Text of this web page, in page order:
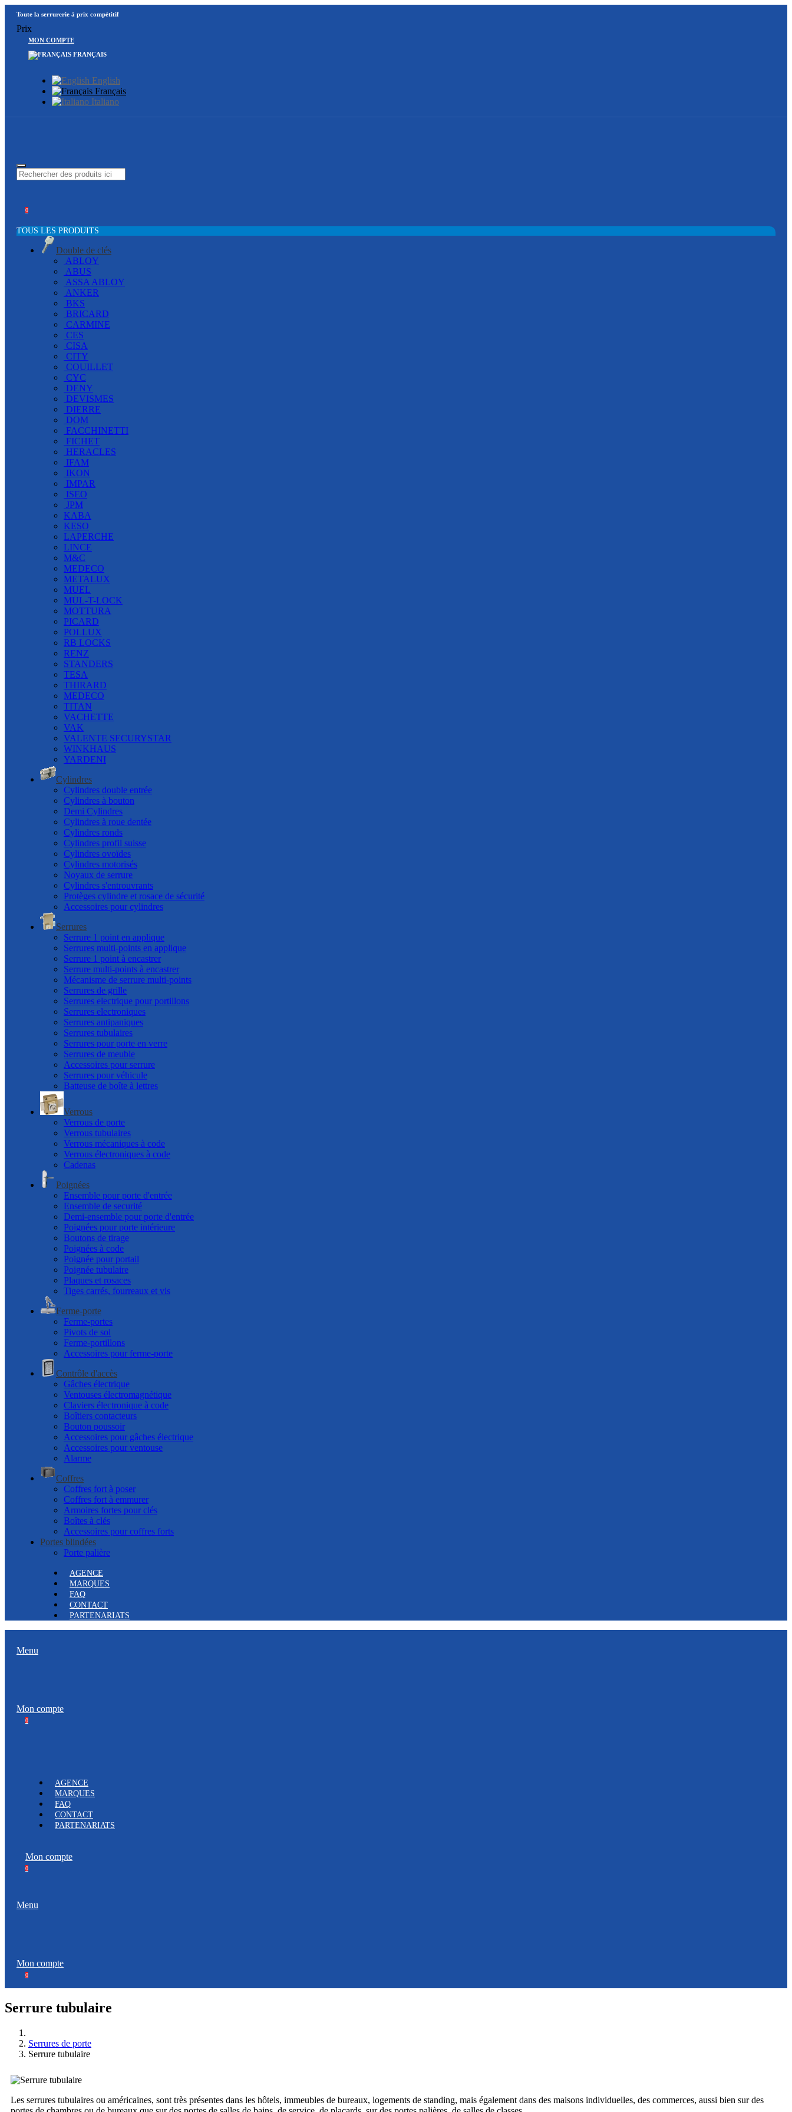
Toute la serrurerie à prix compétitif
Prix
MON COMPTE
FRANÇAIS
English
Français
Italiano
0
TOUS LES PRODUITS
Double de clés
ABLOY
ABUS
ASSA ABLOY
ANKER
BKS
BRICARD
CARMINE
CES
CISA
CITY
COUILLET
CYC
DENY
DEVISMES
DIERRE
DOM
FACCHINETTI
FICHET
HERACLES
IFAM
IKON
IMPAR
ISEO
JPM
KABA
KESO
LAPERCHE
LINCE
M&C
MEDECO
METALUX
MUEL
MUL-T-LOCK
MOTTURA
PICARD
POLLUX
RB LOCKS
RENZ
STANDERS
TESA
THIRARD
MEDECO
TITAN
VACHETTE
VAK
VALENTE SECURYSTAR
WINKHAUS
YARDENI
Cylindres
Cylindres double entrée
Cylindres à bouton
Demi Cylindres
Cylindres à roue dentée
Cylindres ronds
Cylindres profil suisse
Cylindres ovoïdes
Cylindres motorisés
Noyaux de serrure
Cylindres s'entrouvrants
Protèges cylindre et rosace de sécurité
Accessoires pour cylindres
Serrures
Serrure 1 point en applique
Serrures multi-points en applique
Serrure 1 point à encastrer
Serrure multi-points à encastrer
Mécanisme de serrure multi-points
Serrures de grille
Serrures electrique pour portillons
Serrures electroniques
Serrures antipaniques
Serrures tubulaires
Serrures pour porte en verre
Serrures de meuble
Accessoires pour serrure
Serrures pour véhicule
Batteuse de boîte à lettres
Verrous
Verrous de porte
Verrous tubulaires
Verrous mécaniques à code
Verrous électroniques à code
Cadenas
Poignées
Ensemble pour porte d'entrée
Ensemble de securité
Demi-ensemble pour porte d'entrée
Poignées pour porte intérieure
Boutons de tirage
Poignées à code
Poignée pour portail
Poignée tubulaire
Plaques et rosaces
Tiges carrés, fourreaux et vis
Ferme-porte
Ferme-portes
Pivots de sol
Ferme-portillons
Accessoires pour ferme-porte
Contrôle d'accès
Gâches électrique
Ventouses électromagnétique
Claviers électronique à code
Boîtiers contacteurs
Bouton poussoir
Accessoires pour gâches électrique
Accessoires pour ventouse
Alarme
Coffres
Coffres fort à poser
Coffres fort à emmurer
Armoires fortes pour clés
Boîtes à clés
Accessoires pour coffres forts
Portes blindées
Porte palière
AGENCE
MARQUES
FAQ
CONTACT
PARTENARIATS
Menu
Mon compte
0
AGENCE
MARQUES
FAQ
CONTACT
PARTENARIATS
Mon compte
0
Menu
Mon compte
0
Serrure tubulaire
Serrures de porte
Serrure tubulaire
Les serrures tubulaires ou américaines, sont très présentes dans les hôtels, immeubles de bureaux, logements de standing, mais également dans des maisons individuelles, des commerces, aussi bien sur des